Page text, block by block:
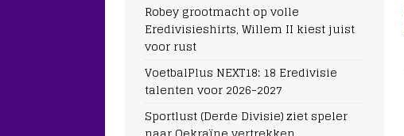
Robey grootmacht op volle
Eredivisieshirts, Willem II kiest juist
voor rust
VoetbalPlus NEXT18: 18 Eredivisie
talenten voor 2026-2027
Sportlust (Derde Divisie) ziet speler